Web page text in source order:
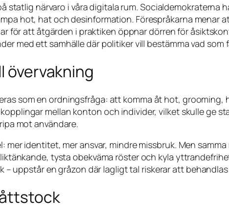
statlig närvaro i våra digitala rum. Socialdemokraterna
hot, hat och desinformation. Förespråkarna menar
för att åtgärden i praktiken öppnar dörren för
med ett samhälle där politiker vill bestämma vad som
övervakning
som en ordningsfråga: att komma åt hot,
mellan konton och individer, vilket skulle ge
mot användare.
mer identitet, mer ansvar, mindre missbruk. Men
tysta obekväma röster och kyla
– uppstår en gråzon där lagligt tal riskerar att